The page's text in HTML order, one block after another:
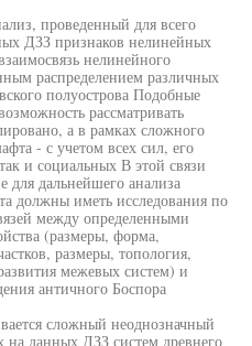
проведенный для всего
ДЗЗ признаков нелинейных
нелинейного
распределением различных
полуострова Подобные
рассматривать
а в рамках сложного
- с учетом всех сил, его
и социальных В этой связи
для дальнейшего анализа
должны иметь исследования по
между определенными
(размеры, форма,
размеры, топология,
межевых систем) и
античного Боспора
сложный неоднозначный
данных ДЗЗ систем древнего